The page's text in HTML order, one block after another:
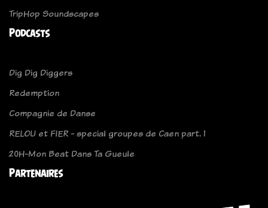
TripHop Soundscapes
Podcasts
Dig Dig Diggers
Redemption
Compagnie de Danse
RELOU et FIER - special groupes de Caen part. 1
20H-Mon Beat Dans Ta Gueule
Partenaires